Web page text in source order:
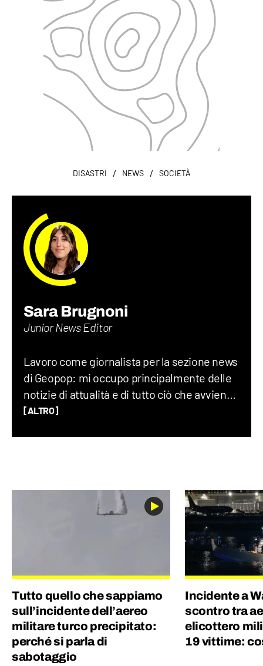
DISASTRI / NEWS / SOCIETÀ
Sara Brugnoni
Junior News Editor
Lavoro come giornalista per la sezione news
di Geopop: mi occupo principalmente delle
notizie di attualità e di tutto ciò che avviene
sul Pianeta Terra, dalla geopolitica allo
gli eventi del mondo siano profondamente
connessi tra di loro.
[ALTRO]
Tutto quello che sappiamo
sull’incidente dell’aereo
militare turco precipitato:
perché si parla di
sabotaggio
Incidente a
scontro tra
elicottero
19 vittime: